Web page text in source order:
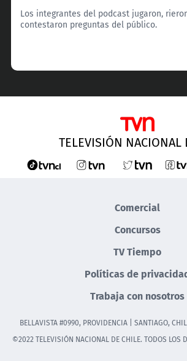
Los integrantes del podcast jugaron,
contestaron preguntas del público.
TELEVISIÓN NACIONAL
Comercial
Concursos
TV Tiempo
Políticas de
Trabaja con nosotros
BELLAVISTA #0990, PROVIDENCIA | SANTIAGO,
©2022 TELEVISIÓN NACIONAL DE CHILE. TODOS LOS